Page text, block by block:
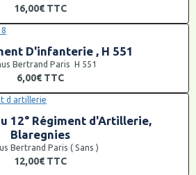
16,00€ TTC
D'infanterie , H 551
Bertrand Paris H 551
6,00€ TTC
12° Régiment d'Artillerie,
Blaregnies
Bertrand Paris ( Sans )
12,00€ TTC